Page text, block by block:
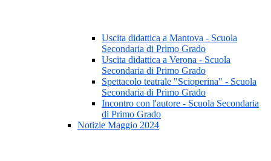
Uscita didattica a Mantova - Scuola
Secondaria di Primo Grado
Uscita didattica a Verona - Scuola
Secondaria di Primo Grado
Spettacolo teatrale "Scioperina" - Scuola
Secondaria di Primo Grado
Incontro con l'autore - Scuola Secondaria
di Primo Grado
Notizie Maggio 2024